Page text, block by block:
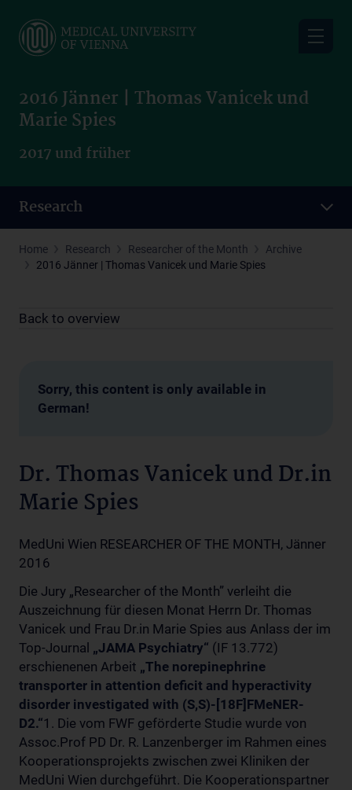
main
2016 Jänner | Thomas Vanicek und
Marie Spies
2017 und früher
Research
Home Research Researcher of the Month
Archive
2016 Jänner | Thomas Vanicek und Marie Spies
Back to overview
Sorry, this content is only available in
German!
Dr. Thomas Vanicek und Dr.in
Marie Spies
MedUni Wien RESEARCHER OF THE MONTH, Jänner
2016
Die Jury „Researcher of the Month” verleiht die
Auszeichnung für diesen Monat Herrn Dr. Thomas
Vanicek und Frau Dr.in Marie Spies aus Anlass der im
Top-Journal „JAMA Psychiatry“ (IF 13.772)
erschienenen Arbeit „The norepinephrine
transporter in attention deficit and hyperactivity
disorder investigated with (S,S)-[18F]FMeNER-
D2.“1. Die vom FWF geförderte Studie wurde von
Assoc.Prof PD Dr. R. Lanzenberger im Rahmen eines
Kooperationsprojekts zwischen zwei Kliniken der
MedUni Wien durchgeführt. Die Kooperationspartner